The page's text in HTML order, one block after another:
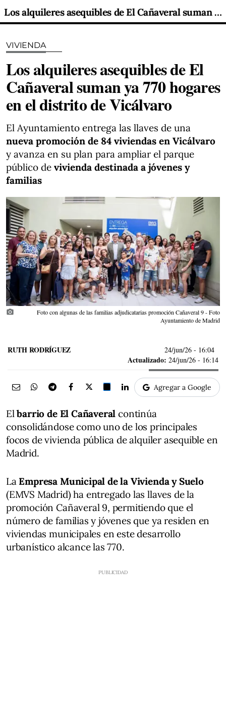
Los alquileres asequibles de El Cañaveral suman ya 770 hogares en el distrito de Vicálvaro
VIVIENDA
Los alquileres asequibles de El
Cañaveral suman ya 770 hogares
en el distrito de Vicálvaro
El Ayuntamiento entrega las llaves de una
nueva promoción de 84 viviendas en Vicálvaro
y avanza en su plan para ampliar el parque
público de vivienda destinada a jóvenes y
familias
photo_camera
Foto con algunas de las familias adjudicatarias promoción Cañaveral 9 - Foto
Ayuntamiento de Madrid
RUTH RODRÍGUEZ 24/jun/26 - 16:04
Actualizado: 24/jun/26 - 16:14
Agregar a Google
Elbarrio de El Cañaveralcontinúa
consolidándose como uno de los principales
focos de vivienda pública de alquiler asequible en
Madrid.
La Empresa Municipal de la Vivienda y Suelo
(EMVS Madrid) ha entregado las llaves de la
promoción Cañaveral 9, permitiendo que el
número de familias y jóvenes que ya residen en
viviendas municipales en este desarrollo
urbanístico alcance las 770.